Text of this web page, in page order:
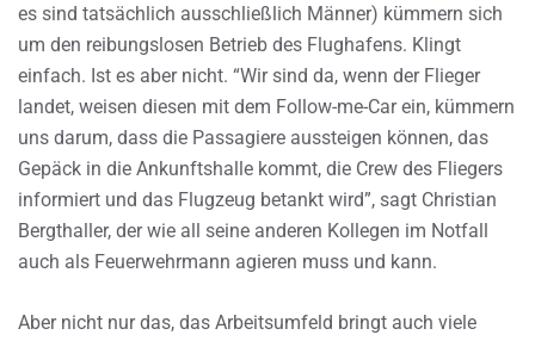
es sind tatsächlich ausschließlich Männer) kümmern sich
um den reibungslosen Betrieb des Flughafens. Klingt
einfach. Ist es aber nicht. “Wir sind da, wenn der Flieger
landet, weisen diesen mit dem Follow-me-Car ein, kümmern
uns darum, dass die Passagiere aussteigen können, das
Gepäck in die Ankunftshalle kommt, die Crew des Fliegers
informiert und das Flugzeug betankt wird”, sagt Christian
Bergthaller, der wie all seine anderen Kollegen im Notfall
auch als Feuerwehrmann agieren muss und kann.
Aber nicht nur das, das Arbeitsumfeld bringt auch viele